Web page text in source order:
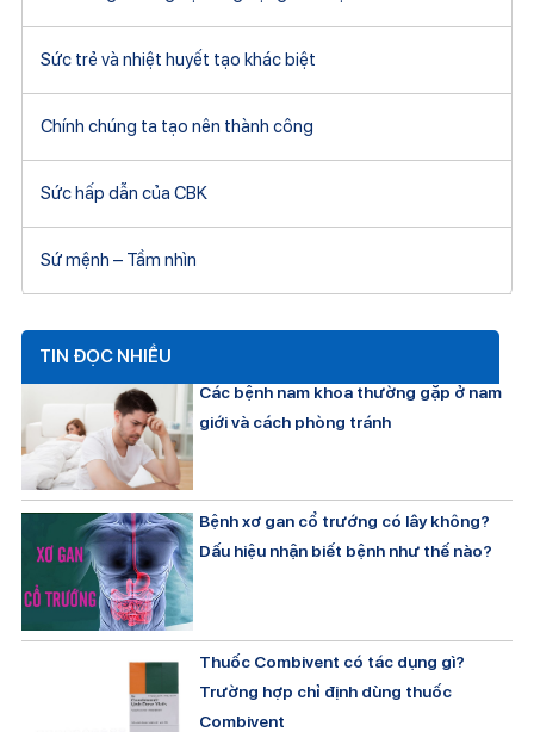
Sức trẻ và nhiệt huyết tạo khác biệt
Chính chúng ta tạo nên thành công
Sức hấp dẫn của CBK
Sứ mệnh – Tầm nhìn
TIN ĐỌC NHIỀU
Các bệnh nam khoa thường gặp ở nam
giới và cách phòng tránh
Bệnh xơ gan cổ trướng có lây không?
Dấu hiệu nhận biết bệnh như thế nào?
Thuốc Combivent có tác dụng gì?
Trường hợp chỉ định dùng thuốc
Combivent